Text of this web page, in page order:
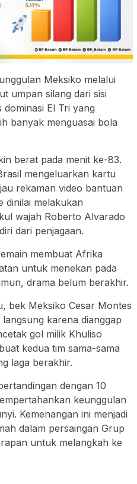
Meksiko melalui
umpan silang dari sisi
El Tri yang
banyak menguasai bola
berat pada menit ke-83.
mengeluarkan kartu
rekaman video bantuan
dinilai melakukan
wajah Roberto Alvarado
dari penjagaan.
membuat Afrika
untuk menekan pada
drama belum berakhir.
bek Meksiko Cesar Montes
karena dianggap
gol milik Khuliso
kedua tim sama-sama
laga berakhir.
dengan 10
keunggulan
Kemenangan ini menjadi
dalam persaingan Grup
untuk melangkah ke